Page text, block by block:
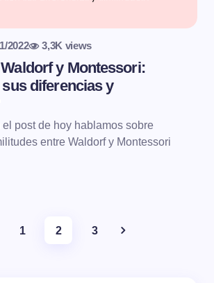
2022 3,3K views
y Montessori:
diferencias y
el post de hoy hablamos sobre
entre Waldorf y Montessori
1 2 3